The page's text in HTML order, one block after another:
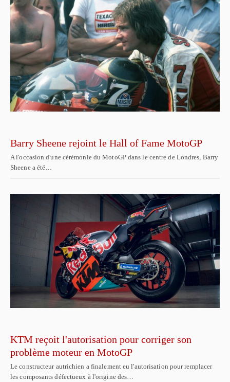
Barry Sheene rejoint le Hall of Fame MotoGP
A l'occasion d'une cérémonie du MotoGP dans le centre de Londres, Barry
Sheene a été…
KTM reçoit l'autorisation pour corriger son
problème moteur en MotoGP
Le constructeur autrichien a finalement eu l'autorisation pour remplacer
les composants défectueux à l'origine des…